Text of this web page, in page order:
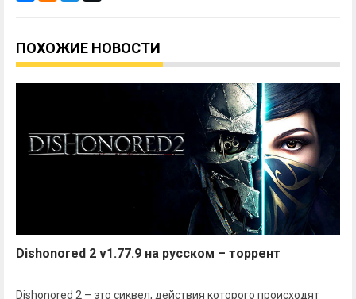
ПОХОЖИЕ НОВОСТИ
Dishonored 2 v1.77.9 на русском – торрент
Dishonored 2 – это сиквел, действия которого происходят